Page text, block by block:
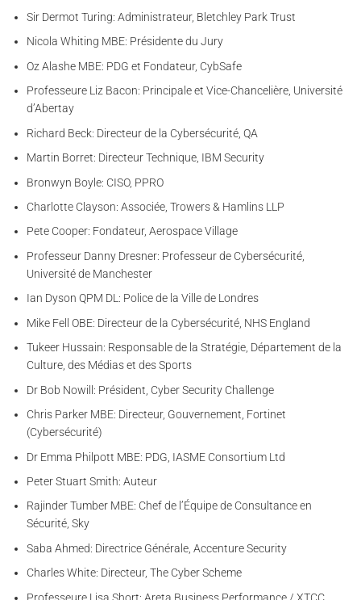
Sir Dermot Turing: Administrateur, Bletchley Park Trust
Nicola Whiting MBE: Présidente du Jury
Oz Alashe MBE: PDG et Fondateur, CybSafe
Professeure Liz Bacon: Principale et Vice-Chancelière, Université
d’Abertay
Richard Beck: Directeur de la Cybersécurité, QA
Martin Borret: Directeur Technique, IBM Security
Bronwyn Boyle: CISO, PPRO
Charlotte Clayson: Associée, Trowers & Hamlins LLP
Pete Cooper: Fondateur, Aerospace Village
Professeur Danny Dresner: Professeur de Cybersécurité,
Université de Manchester
Ian Dyson QPM DL: Police de la Ville de Londres
Mike Fell OBE: Directeur de la Cybersécurité, NHS England
Tukeer Hussain: Responsable de la Stratégie, Département de la
Culture, des Médias et des Sports
Dr Bob Nowill: Président, Cyber Security Challenge
Chris Parker MBE: Directeur, Gouvernement, Fortinet
(Cybersécurité)
Dr Emma Philpott MBE: PDG, IASME Consortium Ltd
Peter Stuart Smith: Auteur
Rajinder Tumber MBE: Chef de l’Équipe de Consultance en
Sécurité, Sky
Saba Ahmed: Directrice Générale, Accenture Security
Charles White: Directeur, The Cyber Scheme
Professeure Lisa Short: Areta Business Performance / XTCC